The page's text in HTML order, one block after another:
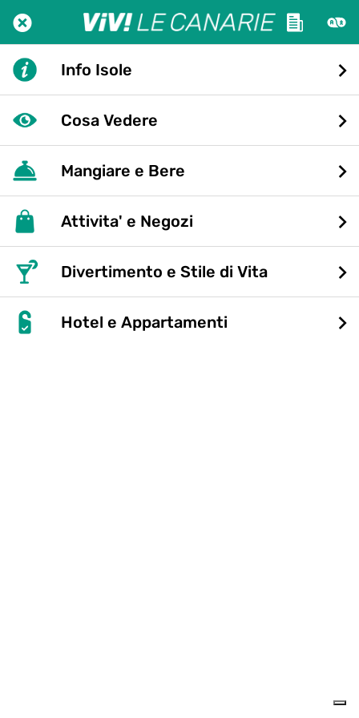
Info Isole
Cosa Vedere
Mangiare e Bere
Attivita' e Negozi
Divertimento e Stile di Vita
Hotel e Appartamenti